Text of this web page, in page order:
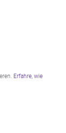
Erfahre, wie